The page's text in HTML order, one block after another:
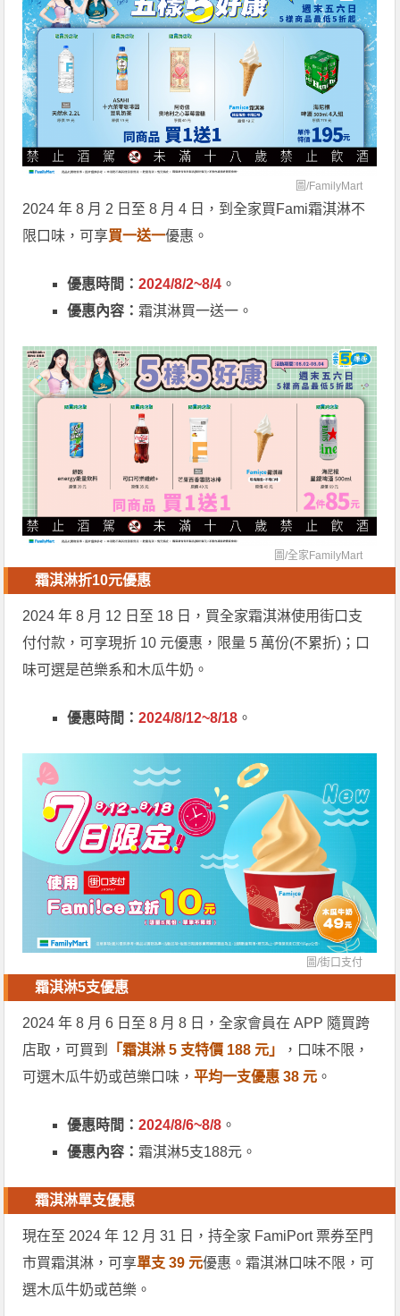
圖/FamilyMart
2024 年 8 月 2 日至 8 月 4 日，到全家買Fami霜淇淋不
限口味，可享買一送一優惠。
優惠時間：2024/8/2~8/4 。
優惠內容： 霜淇淋買一送一。
圖/全家FamilyMart
霜淇淋折10元優惠
2024 年 8 月 12 日至 18 日，買全家霜淇淋使用街口支
付付款，可享現折 10 元優惠，限量 5 萬份(不累折)；口
味可選是芭樂系和木瓜牛奶。
優惠時間：2024/8/12~8/18 。
圖/街口支付
霜淇淋5支優惠
2024 年 8 月 6 日至 8 月 8 日，全家會員在 APP 隨買跨
店取，可買到
「霜淇淋 5 支特價 188 元」
，口味不限，
可選木瓜牛奶或芭樂口味，平均一支優惠 38 元 。
優惠時間：2024/8/6~8/8 。
優惠內容： 霜淇淋5支188元。
霜淇淋單支優惠
現在至 2024 年 12 月 31 日，持全家 FamiPort 票券至門
市買霜淇淋，可享單支 39 元優惠。霜淇淋口味不限，可
選木瓜牛奶或芭樂。